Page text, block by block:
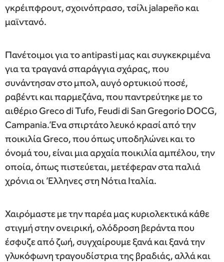
γκρέιπφρουτ, σχοινόπρασο, τσίλι jalapeño και
μαϊντανό.
Πανέτοιμοι για το antipasti μας και συγκεκριμένα
για τα τραγανά σπαράγγια σχάρας, που
συνάντησαν στο μπολ, αυγό ορτυκιού ποσέ,
ραβέντι και παρμεζάνα, που παντρεύτηκε με το
αιθέριο Greco di Tufo, Feudi di San Gregorio DOCG,
Campania. Ένα σπιρτάτο λευκό κρασί από την
ποικιλία Greco, που όπως υποδηλώνει και το
όνομά του, είναι μια αρχαία ποικιλία αμπέλου, την
οποία, όπως πιστεύεται, μετέφεραν στα παλιά
χρόνια οι Έλληνες στη Νότια Ιταλία.
Χαιρόμαστε με την παρέα μας κυριολεκτικά κάθε
στιγμή στην ονειρική, ολόδροση βεράντα που
έσφυζε από ζωή, συγχαίρουμε ξανά και ξανά την
γλυκόφωνη τραγουδίστρια της βραδιάς, αλλά και